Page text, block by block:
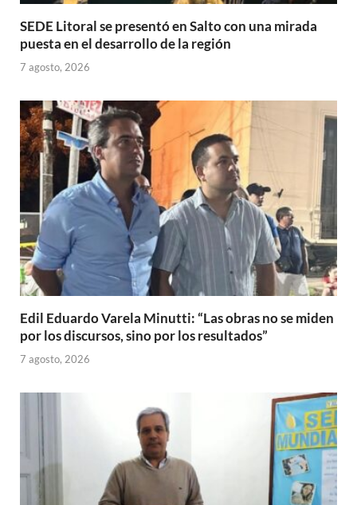
SEDE Litoral se presentó en Salto con una mirada
puesta en el desarrollo de la región
7 agosto, 2026
Edil Eduardo Varela Minutti: “Las obras no se miden
por los discursos, sino por los resultados”
7 agosto, 2026